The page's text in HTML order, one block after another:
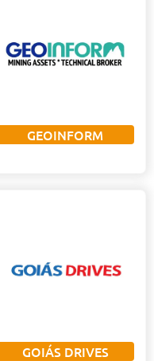
GEOINFORM
GOIÁS DRIVES